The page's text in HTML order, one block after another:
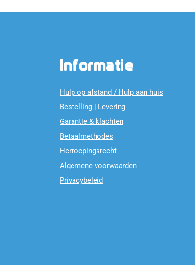
Informatie
Hulp op afstand / Hulp aan huis
Bestelling | Levering
Garantie & klachten
Betaalmethodes
Herroepingsrecht
Algemene voorwaarden
Privacybeleid